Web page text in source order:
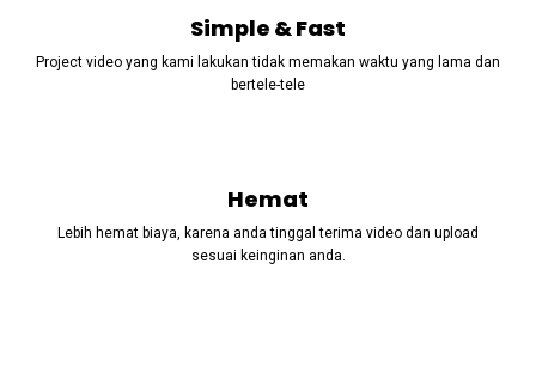
Simple & Fast
Project video yang kami lakukan tidak memakan waktu yang lama dan
bertele-tele
Hemat
Lebih hemat biaya, karena anda tinggal terima video dan upload
sesuai keinginan anda.